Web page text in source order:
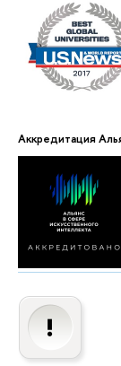
Аккредитация